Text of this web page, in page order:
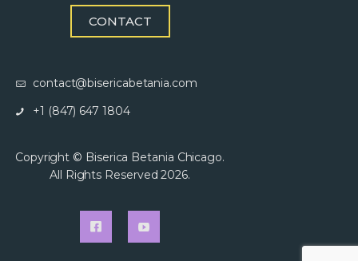
CONTACT
contact@bisericabetania.com
+1 (847) 647 1804
Copyright © Biserica Betania Chicago.
All Rights Reserved 2026.